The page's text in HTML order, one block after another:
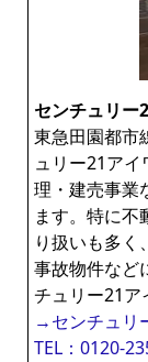
センチュリー
東急田園都市
ュリー21ア
理・建売事業
ます。特に不
り扱いも多く
事故物件など
チュリー21ア
→センチュリ
TEL：0120-